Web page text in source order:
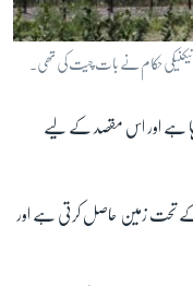
تیکنیکی حکام نے بات چیت کی تھی۔
رہا ہے اور اس مقصد کے لیے
کے تحت زمین حاصل کرتی ہے اور